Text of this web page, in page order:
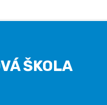
ŠKOLA